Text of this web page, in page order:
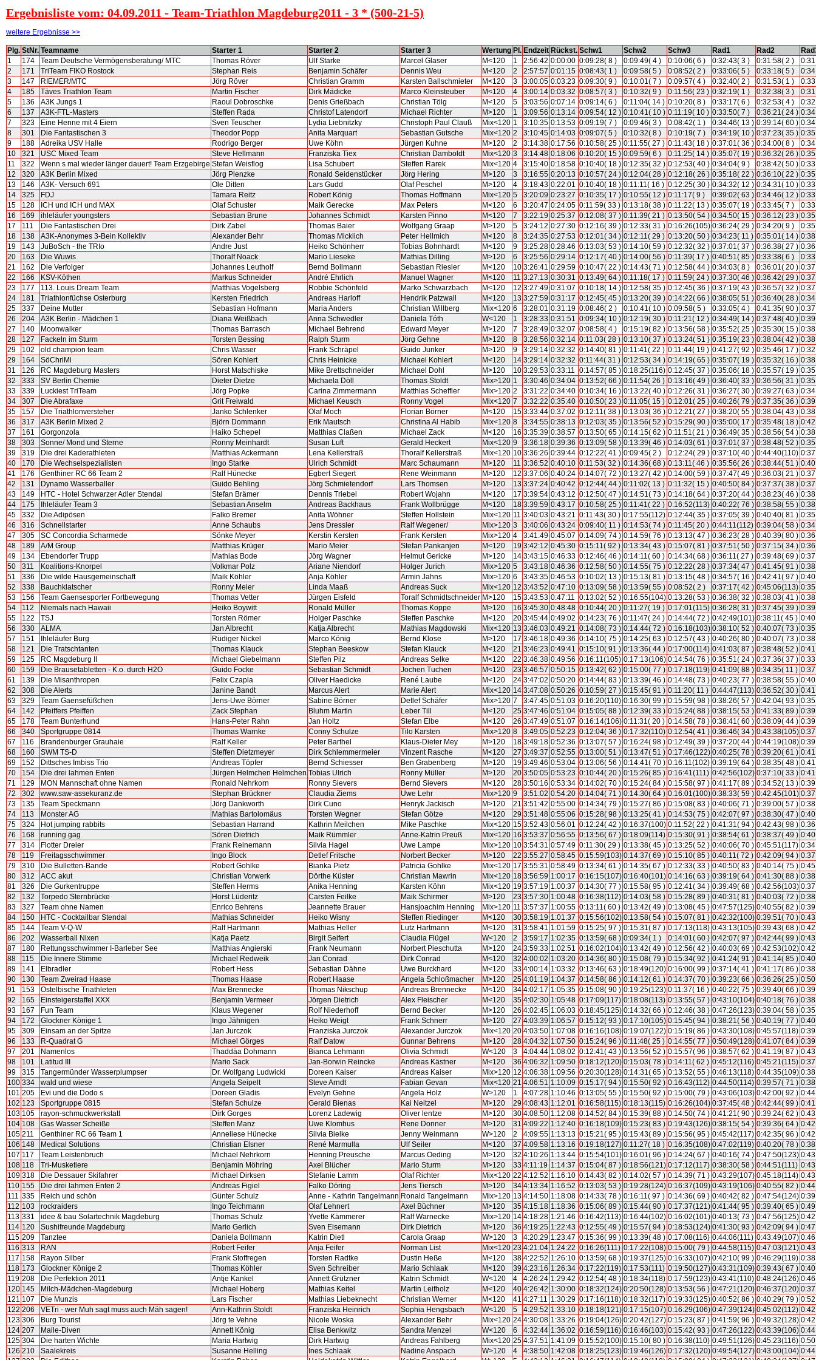
Ergebnisliste vom: 04.09.2011 - Team-Triathlon Magdeburg2011 - 3 * (500-21-5)
weitere Ergebnisse >>
Plg. StNr. Teamname Starter 1 Starter 2 Starter 3 Wertung Pl. Endzeit Rückst. Schw1 Schw2 Schw3 Rad1 Rad2
1
174 Team Deutsche Vermögensberatung/ MTC Thomas Röver Ulf Starke Marcel Glaser M<120 1 2:56:42 0:00:00 0:09:28( 8 ) 0:09:49( 4 ) 0:10:06( 6 ) 0:32:43( 3 ) 0:31:58( 2 )
2
171 TriTeam FIKO Rostock Stephan Reis Benjamin Schäfer Dennis Weu M<120 2 2:57:57 0:01:15 0:08:43( 1 ) 0:09:58( 5 ) 0:08:52( 2 ) 0:33:06( 5 ) 0:33:18( 5 )
3
147 RIEMER/MTC Jörg Röver Christian Gramm Karsten Ballschmieter M<120 3 3:00:05 0:03:23 0:09:30( 9 ) 0:10:01( 7 ) 0:09:57( 4 ) 0:32:40( 2 ) 0:31:53( 1 )
4
185 Täves Triathlon Team Martin Fischer Dirk Mädicke Marco Kleinsteuber M<120 4 3:00:14 0:03:32 0:08:57( 3 ) 0:10:32( 9 ) 0:11:56( 23 ) 0:32:19( 1 ) 0:32:38( 3 )
5
136 A3K Jungs 1 Raoul Dobroschke Denis Grießbach Christian Tölg M<120 5 3:03:56 0:07:14 0:09:14( 6 ) 0:11:04( 14 ) 0:10:20( 8 ) 0:33:17( 6 ) 0:32:53( 4 )
6
137 A3K-FTL-Masters Steffen Rada Christof Latendorf Michael Richter M>120 1 3:09:56 0:13:14 0:09:54( 12 ) 0:10:41( 10 ) 0:11:19( 10 ) 0:33:50( 7 ) 0:36:21( 24 )
7
323 Eine Henne mit 4 Eiern Sven Teuscher Lydia Liebnitzky Christoph Paul Clauß Mix<120 1 3:10:35 0:13:53 0:09:19( 7 ) 0:09:46( 3 ) 0:08:42( 1 ) 0:34:46( 13 ) 0:39:14( 60 )
8
301 Die Fantastischen 3 Theodor Popp Anita Marquart Sebastian Gutsche Mix<120 2 3:10:45 0:14:03 0:09:07( 5 ) 0:10:32( 8 ) 0:10:19( 7 ) 0:34:19( 10 ) 0:37:23( 35 )
9
188 Adreika USV Halle Rodrigo Berger Uwe Köhn Jürgen Kuhne M>120 2 3:14:38 0:17:56 0:10:58( 25 ) 0:11:55( 27 ) 0:11:43( 18 ) 0:37:01( 36 ) 0:34:00( 8 )
10
321 USC Mixed Team Steve Hellmann Franziska Tiex Christian Damboldt Mix<120 3 3:14:48 0:18:06 0:10:20( 15 ) 0:09:59( 6 ) 0:11:25( 14 ) 0:35:07( 19 ) 0:36:32( 26 )
11
322 Wenn s mal wieder länger dauert! Team Erzgebirge Stefan Weisflog Lisa Schubert Steffen Rarek Mix<120 4 3:15:40 0:18:58 0:10:40( 18 ) 0:12:35( 32 ) 0:12:53( 40 ) 0:34:04( 9 ) 0:38:42( 50 )
12
320 A3K Berlin Mixed Jörg Plenzke Ronald Seidenstücker Jörg Hering M>120 3 3:16:55 0:20:13 0:10:57( 24 ) 0:12:04( 28 ) 0:12:18( 26 ) 0:35:18( 22 ) 0:36:10( 22 )
13
146 A3K- Versuch 691 Ole Ditten Lars Gudd Olaf Peschel M>120 4 3:18:43 0:22:01 0:10:40( 18 ) 0:11:11( 16 ) 0:12:25( 30 ) 0:34:32( 12 ) 0:34:31( 10 )
14
325 FDJ Tamara Reitz Robert König Thomas Hoffmann Mix<120 5 3:20:09 0:23:27 0:10:35( 17 ) 0:10:55( 12 ) 0:11:17( 9 ) 0:39:02( 63 ) 0:34:46( 12 )
15
128 ICH und ICH und MAX Olaf Schuster Maik Gerecke Max Peters M<120 6 3:20:47 0:24:05 0:11:59( 33 ) 0:13:18( 38 ) 0:11:22( 13 ) 0:35:07( 19 ) 0:33:45( 7 )
16
169 ihleläufer youngsters Sebastian Brune Johannes Schmidt Karsten Pinno M<120 7 3:22:19 0:25:37 0:12:08( 37 ) 0:11:39( 21 ) 0:13:50( 54 ) 0:34:50( 15 ) 0:36:12( 23 )
17
111 Die Fantastischen Drei Dirk Zabel Thomas Baier Wolfgang Graap M>120 5 3:24:12 0:27:30 0:12:16( 39 ) 0:12:33( 31 ) 0:16:26(105) 0:36:24( 29 ) 0:34:20( 9 )
18
138 A3K-Anonymes 3-Bein Kollektiv Alexander Behr Thomas Micklich Peter Hellmich M<120 8 3:24:35 0:27:53 0:12:01( 34 ) 0:12:11( 29 ) 0:13:20( 50 ) 0:34:23( 11 ) 0:35:01( 14 )
19
143 JuBoSch - the TRIo Andre Just Heiko Schönherr Tobias Bohnhardt M<120 9 3:25:28 0:28:46 0:13:03( 53 ) 0:14:10( 59 ) 0:12:32( 32 ) 0:37:01( 37 ) 0:36:38( 27 )
20
163 Die Wuwis Thoralf Noack Mario Lieseke Mathias Dilling M>120 6 3:25:56 0:29:14 0:12:17( 40 ) 0:14:00( 56 ) 0:11:39( 17 ) 0:40:51( 85 ) 0:33:38( 6 )
21
162 Die Verfolger Johannes Leutholf Bernd Bollmann Sebastian Riesler M<120 10 3:26:41 0:29:59 0:10:47( 22 ) 0:14:43( 71 ) 0:12:58( 44 ) 0:34:03( 8 ) 0:36:01( 20 )
22
166 KSV-Köthen Markus Schneider André Ehrlich Manuel Wagner M<120 11 3:27:13 0:30:31 0:13:49( 64 ) 0:11:18( 17 ) 0:11:59( 24 ) 0:37:30( 46 ) 0:36:42( 29 )
23
177 113. Louis Dream Team Matthias Vogelsberg Robbie Schönfeld Marko Schwarzbach M<120 12 3:27:49 0:31:07 0:10:18( 14 ) 0:12:58( 35 ) 0:12:45( 36 ) 0:37:19( 43 ) 0:36:57( 32 )
24
181 Triathlonfüchse Osterburg Kersten Friedrich Andreas Harloff Hendrik Patzwall M<120 13 3:27:59 0:31:17 0:12:45( 45 ) 0:13:20( 39 ) 0:14:22( 66 ) 0:38:05( 51 ) 0:36:40( 28 )
25
337 Deine Mutter Sebastian Hofmann Maria Anders Christian Willberg Mix<120 6 3:28:01 0:31:19 0:08:46( 2 ) 0:10:41( 10 ) 0:09:58( 5 ) 0:33:05( 4 ) 0:41:35( 90 )
26
204 A3K Berlin - Mädchen 1 Diana Weißbach Anna Schwedler Daniela Tóth W<120 1 3:28:33 0:31:51 0:09:34( 10 ) 0:12:19( 30 ) 0:11:21( 12 ) 0:34:49( 14 ) 0:37:48( 40 )
27
140 Moonwalker Thomas Barrasch Michael Behrend Edward Meyer M>120 7 3:28:49 0:32:07 0:08:58( 4 ) 0:15:19( 82 ) 0:13:56( 58 ) 0:35:52( 25 ) 0:35:30( 15 )
28
127 Fackeln im Sturm Torsten Bessing Ralph Sturm Jörg Gehne M>120 8 3:28:56 0:32:14 0:11:03( 28 ) 0:13:10( 37 ) 0:13:24( 51 ) 0:35:19( 23 ) 0:38:04( 42 )
29
102 old champion team Chris Wasser Frank Schräpel Guido Junker M>120 9 3:29:14 0:32:32 0:14:40( 81 ) 0:11:41( 22 ) 0:11:44( 19 ) 0:41:27( 92 ) 0:35:46( 17 )
29
164 SöChriMi Sören Kohlert Chris Heinicke Michael Kohlert M<120 14 3:29:14 0:32:32 0:11:44( 31 ) 0:12:53( 34 ) 0:14:19( 65 ) 0:35:07( 19 ) 0:35:32( 16 )
31
126 RC Magdeburg Masters Horst Matschiske Mike Brettschneider Michael Dohl M>120 10 3:29:53 0:33:11 0:14:57( 85 ) 0:18:25(116) 0:12:45( 37 ) 0:35:06( 18 ) 0:35:57( 19 )
32
333 SV Berlin Chemie Dieter Dietze Michaela Döll Thomas Stoldt Mix>120 1 3:30:46 0:34:04 0:13:52( 66 ) 0:11:54( 26 ) 0:13:16( 49 ) 0:36:40( 33 ) 0:36:56( 31 )
33
339 Luckiest TriTeam Jörg Popke Carina Zimmermann Matthias Scheffler Mix>120 2 3:31:22 0:34:40 0:10:34( 16 ) 0:13:22( 40 ) 0:12:26( 31 ) 0:36:27( 30 ) 0:39:27( 63 )
34
307 Die Abrafaxe Grit Freiwald Michael Keusch Ronny Vogel Mix<120 7 3:32:22 0:35:40 0:10:50( 23 ) 0:11:05( 15 ) 0:12:01( 25 ) 0:40:26( 79 ) 0:37:35( 36 )
35
157 Die Triathlonversteher Janko Schlenker Olaf Moch Florian Börner M<120 15 3:33:44 0:37:02 0:12:11( 38 ) 0:13:03( 36 ) 0:12:21( 27 ) 0:38:20( 55 ) 0:38:04( 43 )
36
317 A3K Berlin Mixed 2 Björn Dommann Erik Mautsch Christina Al Habib Mix<120 8 3:34:55 0:38:13 0:12:03( 35 ) 0:13:56( 52 ) 0:15:29( 90 ) 0:35:00( 17 ) 0:35:48( 18 )
37
161 Gorgonzola Haiko Schepel Matthias Claßen Michael Zack M<120 16 3:35:39 0:38:57 0:13:50( 65 ) 0:14:15( 62 ) 0:11:51( 21 ) 0:36:49( 35 ) 0:38:56( 54 )
38
303 Sonne/ Mond und Sterne Ronny Meinhardt Susan Luft Gerald Heckert Mix<120 9 3:36:18 0:39:36 0:13:09( 58 ) 0:13:39( 46 ) 0:14:03( 61 ) 0:37:01( 37 ) 0:38:48( 52 )
39
319 Die drei Kaderathleten Matthias Ackermann Lena Kellerstraß Thoralf Kellerstraß Mix<120 10 3:36:26 0:39:44 0:12:22( 41 ) 0:09:45( 2 ) 0:12:24( 29 ) 0:37:10( 40 ) 0:44:40(110)
40
170 Die Wechselspezialisten Ingo Starke Ulrich Schmidt Marc Schaumann M>120 11 3:36:52 0:40:10 0:11:53( 32 ) 0:14:36( 68 ) 0:13:11( 46 ) 0:35:56( 26 ) 0:38:44( 51 )
41
176 Genthiner RC 66 Team 2 Ralf Hünecke Egbert Siegert Rene Weinmann M>120 12 3:37:06 0:40:24 0:14:07( 72 ) 0:13:27( 42 ) 0:14:00( 59 ) 0:37:47( 49 ) 0:36:03( 21 )
42
131 Dynamo Wasserballer Guido Behling Jörg Schmietendorf Lars Thomsen M>120 13 3:37:24 0:40:42 0:12:44( 44 ) 0:11:02( 13 ) 0:11:32( 15 ) 0:40:50( 84 ) 0:37:37( 38 )
43
149 HTC - Hotel Schwarzer Adler Stendal Stefan Brämer Dennis Triebel Robert Wojahn M<120 17 3:39:54 0:43:12 0:12:50( 47 ) 0:14:51( 73 ) 0:14:18( 64 ) 0:37:20( 44 ) 0:38:23( 46 )
44
175 Ihleläufer Team 3 Sebastian Anselm Andreas Backhaus Frank Wollbrügge M<120 18 3:39:59 0:43:17 0:10:58( 25 ) 0:11:41( 22 ) 0:16:52(113) 0:40:22( 76 ) 0:38:58( 55 )
45
332 Die Adipösen Falko Bremer Anita Wöhner Steffen Hollstein Mix<120 11 3:40:03 0:43:21 0:11:43( 30 ) 0:17:55(112) 0:12:44( 35 ) 0:37:05( 39 ) 0:40:40( 81 )
46
316 Schnellstarter Anne Schaubs Jens Dressler Ralf Wegener/ Mix>120 3 3:40:06 0:43:24 0:09:40( 11 ) 0:14:53( 74 ) 0:11:45( 20 ) 0:44:11(112) 0:39:04( 58 )
47
305 SC Concordia Scharmede Sönke Meyer Kerstin Kersten Frank Kersten Mix>120 4 3:41:49 0:45:07 0:14:09( 74 ) 0:14:59( 76 ) 0:13:13( 47 ) 0:36:23( 28 ) 0:40:39( 80 )
48
189 A/M Group Matthias Krüger Mario Meier Stefan Pankanjen M<120 19 3:42:12 0:45:30 0:15:11( 92 ) 0:13:34( 43 ) 0:15:07( 81 ) 0:37:51( 50 ) 0:37:15( 34 )
49
134 Ebendorfer Trupp Mathias Bode Jörg Wagner Helmut Gericke M>120 14 3:43:15 0:46:33 0:12:46( 46 ) 0:14:11( 60 ) 0:14:34( 68 ) 0:36:11( 27 ) 0:39:48( 69 )
50
311 Koalitions-Knorpel Volkmar Polz Ariane Niendorf Holger Jurich Mix>120 5 3:43:18 0:46:36 0:12:58( 50 ) 0:14:55( 75 ) 0:12:22( 28 ) 0:37:34( 47 ) 0:41:45( 91 )
51
336 Die wilde Hausgemeinschaft Maik Köhler Anja Köhler Armin Jahns Mix>120 6 3:43:35 0:46:53 0:10:02( 13 ) 0:15:13( 81 ) 0:13:15( 48 ) 0:34:57( 16 ) 0:42:41( 97 )
52
338 Bauchklatscher Ronny Meier Linda Maaß Andreas Suck Mix<120 12 3:43:52 0:47:10 0:13:09( 58 ) 0:13:59( 55 ) 0:08:52( 2 ) 0:37:17( 42 ) 0:45:06(113)
53
156 Team Gaensesporter Fortbewegung Thomas Vetter Jürgen Eisfeld Toralf Schmidtschneider M>120 15 3:43:53 0:47:11 0:13:02( 52 ) 0:16:55(104) 0:13:28( 53 ) 0:36:38( 32 ) 0:38:03( 41 )
54
112 Niemals nach Hawaii Heiko Boywitt Ronald Müller Thomas Koppe M>120 16 3:45:30 0:48:48 0:10:44( 20 ) 0:11:27( 19 ) 0:17:01(115) 0:36:28( 31 ) 0:37:45( 39 )
55
122 TSJ Torsten Römer Holger Paschke Steffen Paschke M<120 20 3:45:44 0:49:02 0:14:23( 76 ) 0:11:47( 24 ) 0:14:44( 72 ) 0:42:49(101) 0:38:11( 45 )
56
330 ALMA Jan Albrecht Katja Albrecht Mathias Magdowski Mix<120 13 3:46:03 0:49:21 0:14:08( 73 ) 0:14:44( 72 ) 0:16:18(103) 0:38:10( 52 ) 0:40:07( 73 )
57
151 Ihleläufer Burg Rüdiger Nickel Marco König Bernd Klose M>120 17 3:46:18 0:49:36 0:14:10( 75 ) 0:14:25( 63 ) 0:12:57( 43 ) 0:40:26( 80 ) 0:40:07( 73 )
58
121 Die Tratschtanten Thomas Klauck Stephan Beeskow Stefan Klauck M<120 21 3:46:23 0:49:41 0:15:10( 91 ) 0:13:36( 44 ) 0:17:00(114) 0:41:03( 87 ) 0:38:48( 52 )
59
125 RC Magdeburg II Michael Giebelmann Steffen Pilz Andreas Selke M<120 22 3:46:38 0:49:56 0:16:11(105) 0:17:13(106) 0:14:54( 76 ) 0:35:51( 24 ) 0:37:36( 37 )
60
159 Die Brausetabletten - K.o. durch H2O Guido Focke Sebastian Schmidt Jochen Tuchen M<120 23 3:46:57 0:50:15 0:13:42( 62 ) 0:15:00( 77 ) 0:17:18(119) 0:41:09( 88 ) 0:34:35( 11 )
61
139 Die Misanthropen Felix Czapla Oliver Haedicke René Laube M<120 24 3:47:02 0:50:20 0:14:44( 83 ) 0:13:39( 46 ) 0:14:48( 73 ) 0:40:23( 77 ) 0:38:58( 55 )
62
308 Die Alerts Janine Bandt Marcus Alert Marie Alert Mix<120 14 3:47:08 0:50:26 0:10:59( 27 ) 0:15:45( 91 ) 0:11:20( 11 ) 0:44:47(113) 0:36:52( 30 )
63
329 Team Gaensefüßchen Jens-Uwe Börner Sabine Börner Detlef Schäfer Mix>120 7 3:47:45 0:51:03 0:16:20(110) 0:16:30( 99 ) 0:15:59( 98 ) 0:38:26( 57 ) 0:42:04( 93 )
64
142 Pfeiffers Pfeiffen Zack Stephan Bluhm Martin Leber Till M<120 25 3:47:46 0:51:04 0:15:05( 88 ) 0:12:39( 33 ) 0:15:24( 88 ) 0:38:15( 53 ) 0:41:33( 89 )
65
178 Team Bunterhund Hans-Peter Rahn Jan Holtz Stefan Elbe M<120 26 3:47:49 0:51:07 0:16:14(106) 0:11:31( 20 ) 0:14:58( 78 ) 0:38:41( 60 ) 0:38:09( 44 )
66
340 Sportgruppe 0814 Thomas Warnke Conny Schulze Tilo Karsten Mix>120 8 3:49:05 0:52:23 0:12:04( 36 ) 0:17:32(110) 0:12:54( 41 ) 0:36:46( 34 ) 0:43:38(105)
67
116 Brandenburger Grauhaie Ralf Keller Peter Barthel Klaus-Dieter Mey M>120 18 3:49:18 0:52:36 0:13:07( 57 ) 0:16:24( 98 ) 0:12:49( 39 ) 0:37:20( 44 ) 0:44:19(108)
68
160 SWM TS-D Steffen Dietzmeyer Dirk Schlemmermeier Vinzent Rasche M<120 27 3:49:37 0:52:55 0:13:00( 51 ) 0:13:47( 51 ) 0:17:46(122) 0:40:25( 78 ) 0:39:20( 61 )
69
152 Dittsches Imbiss Trio Andreas Töpfer Bernd Schiesser Ben Grabenberg M>120 19 3:49:46 0:53:04 0:13:06( 56 ) 0:14:41( 70 ) 0:16:11(102) 0:39:19( 64 ) 0:38:35( 48 )
70
154 Die drei lahmen Enten Jürgen Helmchen Helmchen Tobias Ulrich Ronny Müller M>120 20 3:50:05 0:53:23 0:10:44( 20 ) 0:15:26( 85 ) 0:16:41(111) 0:42:56(102) 0:37:10( 33 )
71
129 MON Mannschaft ohne Namen Ronald Nehrkorn Ronny Sievers Bernd Sievers M<120 28 3:50:16 0:53:34 0:14:02( 70 ) 0:15:24( 84 ) 0:15:58( 97 ) 0:41:17( 89 ) 0:34:52( 13 )
72
302 www.saw-assekuranz.de Stephan Brückner Claudia Ziems Uwe Lehr Mix>120 9 3:51:02 0:54:20 0:14:04( 71 ) 0:14:30( 64 ) 0:16:01(100) 0:38:33( 59 ) 0:42:45(101)
73
135 Team Speckmann Jörg Dankworth Dirk Cuno Henryk Jackisch M>120 21 3:51:42 0:55:00 0:14:34( 79 ) 0:15:27( 86 ) 0:15:08( 83 ) 0:40:06( 71 ) 0:39:00( 57 )
74
113 Monster AG Mathias Bartolomäus Torsten Wegner Stefan Götze M<120 29 3:51:48 0:55:06 0:15:28( 98 ) 0:13:25( 41 ) 0:14:53( 75 ) 0:42:07( 97 ) 0:38:30( 47 )
75
324 Hot jumping rabbits Sebastian Harrand Kathrin Meilchen Mike Paschke Mix<120 15 3:52:43 0:56:01 0:12:24( 42 ) 0:16:37(100) 0:11:52( 22 ) 0:41:31( 94 ) 0:42:43( 98 )
76
168 running gag Sören Dietrich Maik Rümmler Anne-Katrin Preuß Mix<120 16 3:53:37 0:56:55 0:13:56( 67 ) 0:18:09(114) 0:15:30( 91 ) 0:38:54( 61 ) 0:38:37( 49 )
77
314 Flotter Dreier Frank Reinemann Silvia Hagel Uwe Lampe Mix>120 10 3:54:31 0:57:49 0:11:30( 29 ) 0:13:38( 45 ) 0:13:25( 52 ) 0:40:06( 70 ) 0:45:51(117)
78
119 Freitagsschwimmer Ingo Block Detlef Fritsche Norbert Becker M>120 22 3:55:27 0:58:45 0:15:59(103) 0:14:37( 69 ) 0:15:10( 85 ) 0:40:11( 72 ) 0:42:09( 94 )
79
310 Die Bulletten-Bande Robert Gohlke Bianka Pietz Patricia Gohlke Mix<120 17 3:55:31 0:58:49 0:13:34( 61 ) 0:14:35( 67 ) 0:12:33( 33 ) 0:40:50( 83 ) 0:40:14( 75 )
80
312 ACC akut Christian Vorwerk Dörthe Küster Christian Mawrin Mix<120 18 3:56:59 1:00:17 0:16:15(107) 0:16:40(101) 0:14:16( 63 ) 0:39:19( 64 ) 0:41:30( 88 )
81
326 Die Gurkentruppe Steffen Herms Anika Henning Karsten Köhn Mix<120 19 3:57:19 1:00:37 0:14:30( 77 ) 0:15:58( 95 ) 0:12:41( 34 ) 0:39:49( 68 ) 0:42:56(103)
82
132 Torpedo Sternbrücke Horst Lüderitz Carsten Feilke Maik Schirmer M>120 23 3:57:30 1:00:48 0:16:38(112) 0:14:03( 58 ) 0:15:28( 89 ) 0:40:31( 81 ) 0:40:03( 72 )
83
327 Team ohne Namen Enrico Behrens Jeannette Brauer Hansjoachim Henning Mix>120 11 3:57:37 1:00:55 0:13:11( 60 ) 0:13:42( 49 ) 0:13:08( 45 ) 0:47:57(125) 0:40:55( 82 )
84
150 HTC - Cocktailbar Stendal Mathias Schneider Heiko Wisny Steffen Riedinger M<120 30 3:58:19 1:01:37 0:15:56(102) 0:13:58( 54 ) 0:15:07( 81 ) 0:42:32(100) 0:39:51( 70 )
85
144 Team V-Q-W Ralf Hartmann Mathias Heller Lutz Hartmann M<120 31 3:58:41 1:01:59 0:15:25( 97 ) 0:15:31( 87 ) 0:17:13(118) 0:43:13(105) 0:39:43( 68 )
86
202 Wasserball Nixen Katja Paetz Birgit Seifert Claudia Flügel W<120 2 3:59:17 1:02:35 0:13:59( 68 ) 0:09:34( 1 ) 0:14:01( 60 ) 0:42:07( 97 ) 0:42:44( 99 )
87
180 Rettungsschwimmer I-Barleber See Matthias Angierski Frank Neumann Norbert Pieschutta M>120 24 3:59:33 1:02:51 0:16:02(104) 0:13:42( 49 ) 0:12:56( 42 ) 0:40:03( 69 ) 0:42:53(102)
88
115 Die Innere Stimme Michael Redweik Jan Conrad Dirk Conrad M<120 32 4:00:02 1:03:20 0:14:36( 80 ) 0:15:08( 79 ) 0:15:34( 92 ) 0:41:24( 91 ) 0:41:14( 85 )
89
141 Elbradler Robert Hess Sebastian Dähne Uwe Burckhard M<120 33 4:00:14 1:03:32 0:13:46( 63 ) 0:18:49(120) 0:16:00( 99 ) 0:37:14( 41 ) 0:41:17( 86 )
90
130 Team Zweirad Haase Thomas Haase Robert Haase Angela Schloßmacher M>120 25 4:01:19 1:04:37 0:14:58( 86 ) 0:14:12( 61 ) 0:14:37( 70 ) 0:39:23( 66 ) 0:36:26( 25 )
91
153 Ostelbische Triathleten Max Brennecke Thomas Nikschup Andreas Brennecke M<120 34 4:02:17 1:05:35 0:15:08( 90 ) 0:19:25(123) 0:11:37( 16 ) 0:40:22( 75 ) 0:39:40( 66 )
92
165 Einsteigerstaffel XXX Benjamin Vermeer Jörgen Dietrich Alex Fleischer M<120 35 4:02:30 1:05:48 0:17:09(117) 0:18:08(113) 0:13:55( 57 ) 0:43:10(104) 0:40:18( 76 )
93
167 Fun Team Klaus Wegener Rolf Niederhoff Bernd Becker M>120 26 4:02:45 1:06:03 0:18:45(125) 0:14:32( 66 ) 0:12:46( 38 ) 0:47:26(123) 0:39:04( 58 )
94
172 Glockner Könige 1 Ingo Jähnigen Heiko Weigt Frank Schnerr M>120 27 4:03:39 1:06:57 0:15:12( 93 ) 0:17:10(105) 0:15:45( 94 ) 0:38:21( 56 ) 0:40:19( 77 )
95
309 Einsam an der Spitze Jan Jurczok Franziska Jurczok Alexander Jurczok Mix<120 20 4:03:50 1:07:08 0:16:16(108) 0:19:07(122) 0:15:19( 86 ) 0:43:30(108) 0:45:57(118)
96
133 R-Quadrat G Michael Görges Ralf Datow Gunnar Behrens M>120 28 4:04:32 1:07:50 0:15:24( 96 ) 0:11:48( 25 ) 0:14:55( 77 ) 0:50:49(128) 0:41:07( 84 )
97
201 Namenlos Thaddäa Dohmann Bianca Lehmann Olivia Schmidt W<120 3 4:04:44 1:08:02 0:12:41( 43 ) 0:13:56( 52 ) 0:15:57( 96 ) 0:38:57( 62 ) 0:41:19( 87 )
98
101 Latitud III Mario Sack Jan-Borwin Reincke Andreas Kästner M<120 36 4:06:32 1:09:50 0:18:12(120) 0:15:03( 78 ) 0:14:11( 62 ) 0:45:12(116) 0:45:21(115)
99
315 Tangermünder Wasserplumpser Dr. Wolfgang Ludwicki Doreen Kaiser Andreas Kaiser Mix>120 12 4:06:38 1:09:56 0:20:30(128) 0:14:31( 65 ) 0:13:52( 55 ) 0:46:13(118) 0:44:35(109)
100 334 wald und wiese Angela Seipelt Steve Arndt Fabian Gevan Mix<120 21 4:06:51 1:10:09 0:15:17( 94 ) 0:15:50( 92 ) 0:16:43(112) 0:44:50(114) 0:39:57( 71 )
101 205 Evi und die Dodo s Doreen Gladis Evelyn Gehne Angela Holz W>120 1 4:07:28 1:10:46 0:13:05( 55 ) 0:15:50( 92 ) 0:15:00( 79 ) 0:43:06(103) 0:42:00( 92 )
102 123 Sportgruppe 0815 Stefan Schulze Gerald Bienas Kai Neitzel M>120 29 4:08:43 1:12:01 0:16:58(115) 0:18:13(115) 0:16:26(104) 0:37:45( 48 ) 0:42:44( 99 )
103 105 rayon-schmuckwerkstatt Dirk Gorges Lorenz Ladewig Oliver lentze M>120 30 4:08:50 1:12:08 0:14:52( 84 ) 0:15:39( 88 ) 0:14:50( 74 ) 0:41:21( 90 ) 0:39:24( 62 )
104 108 Gas Wasser Scheiße Steffen Manz Uwe Klomhus Rene Donner M>120 31 4:09:22 1:12:40 0:16:18(109) 0:15:23( 83 ) 0:19:43(126) 0:38:15( 54 ) 0:39:36( 64 )
105 211 Genthiner RC 66 Team 1 Anneliese Hünecke Silvia Bielke Jenny Weinmann W>120 2 4:09:55 1:13:13 0:15:21( 95 ) 0:15:43( 89 ) 0:15:56( 95 ) 0:45:42(117) 0:42:35( 96 )
106 148 Medical Solutions Christian Elsner René Marmulla Ulf Seiler M<120 37 4:09:58 1:13:16 0:19:18(127) 0:11:27( 18 ) 0:16:35(108) 0:47:02(119) 0:40:20( 78 )
107 117 Team Leistenbruch Michael Nehrkorn Henning Preusche Marcus Oeding M>120 32 4:10:26 1:13:44 0:15:54(101) 0:16:01( 96 ) 0:14:24( 67 ) 0:40:16( 74 ) 0:47:50(123)
108 118 Tri-Musketiere Benjamin Möhring Axel Blücher Mario Sturm M>120 33 4:11:19 1:14:37 0:15:04( 87 ) 0:18:56(121) 0:17:12(117) 0:38:30( 58 ) 0:44:51(111)
109 318 Die Dessauer Skifahrer Michael Dirksen Stefanie Lamm Olaf Richter Mix<120 22 4:12:52 1:16:10 0:14:43( 82 ) 0:14:02( 57 ) 0:14:39( 71 ) 0:43:29(107) 0:45:18(114)
110 155 Die drei lahmen Enten 2 Andreas Figiel Falko Döring Jens Tiersch M>120 34 4:13:34 1:16:52 0:13:03( 53 ) 0:19:28(124) 0:16:37(109) 0:43:19(106) 0:40:55( 82 )
111 335 Reich und schön Günter Schulz Anne - Kathrin Tangelmann Ronald Tangelmann Mix>120 13 4:14:50 1:18:08 0:14:33( 78 ) 0:16:11( 97 ) 0:14:36( 69 ) 0:40:42( 82 ) 0:47:54(124)
112 103 rockraiders Ingo Teichmann Olaf Lehnert Axel Büchner M>120 35 4:15:18 1:18:36 0:15:06( 89 ) 0:15:44( 90 ) 0:17:37(121) 0:41:44( 95 ) 0:39:40( 65 )
113 331 idee & bau Solartechnik Magdeburg Thomas Schulz Yvette Kämmerer Ralf Warnecke Mix>120 14 4:18:28 1:21:46 0:16:42(113) 0:16:44(102) 0:16:02(101) 0:40:13( 73 ) 0:47:56(125)
114 120 Sushifreunde Magdeburg Mario Gerlich Sven Eisemann Dirk Dietrich M>120 36 4:19:25 1:22:43 0:12:55( 49 ) 0:15:57( 94 ) 0:18:53(124) 0:41:30( 93 ) 0:42:09( 94 )
115 209 Tanztee Daniela Bollmann Katrin Dietl Carola Graap W>120 3 4:20:29 1:23:47 0:15:36( 99 ) 0:13:39( 48 ) 0:17:08(116) 0:44:06(111) 0:43:49(107)
116 313 RAN Robert Feifer Anja Feifer Norman List Mix<120 23 4:21:04 1:24:22 0:16:26(111) 0:17:22(108) 0:15:00( 79 ) 0:44:58(115) 0:47:03(121)
117 158 Rayon Silber Frank Stoffregen Torsten Radtke Dustin Heße M<120 38 4:22:52 1:26:10 0:13:59( 68 ) 0:19:37(125) 0:16:33(107) 0:42:10( 99 ) 0:46:29(119)
118 173 Glockner Könige 2 Thomas Köhler Sven Schreiber Mario Schlaak M<120 39 4:23:16 1:26:34 0:17:22(119) 0:17:53(111) 0:19:50(127) 0:43:31(109) 0:39:43( 67 )
119 208 Die Perfektion 2011 Antje Kankel Annett Grützner Katrin Schmidt W<120 4 4:26:24 1:29:42 0:12:54( 48 ) 0:18:34(118) 0:17:59(123) 0:43:41(110) 0:48:24(126)
120 145 Milch-Mädchen-Magdeburg Michael Hoberg Mathias Keitel Martin Leifholz M<120 40 4:26:42 1:30:00 0:18:32(124) 0:20:50(128) 0:13:53( 56 ) 0:47:21(120) 0:46:37(120)
121 107 Die Munzis Lars Fischer Mathias Liebeknecht Christian Werner M<120 41 4:27:11 1:30:29 0:17:16(118) 0:18:32(117) 0:19:33(125) 0:40:52( 86 ) 0:40:29( 79 )
122 206 VETri - wer Muh sagt muss auch Mäh sagen! Ann-Kathrin Stoldt Franziska Heinrich Sophia Hengsbach W<120 5 4:29:52 1:33:10 0:18:18(121) 0:17:15(107) 0:16:29(106) 0:47:39(124) 0:45:02(112)
123 306 Burg Tourist Jörg te Vehne Nicole Woska Alexander Behr Mix<120 24 4:30:08 1:33:26 0:19:04(126) 0:20:42(127) 0:15:23( 87 ) 0:41:59( 96 ) 0:49:32(128)
124 207 Malle-Diven Annett König Elisa Benkwitz Sandra Menzel W<120 6 4:32:44 1:36:02 0:16:59(116) 0:16:46(103) 0:15:42( 93 ) 0:47:26(122) 0:43:39(106)
125 304 Die harten Wichte Maria Hartwig Dirk Hartwig Andreas Fahlberg Mix<120 25 4:37:51 1:41:09 0:15:52(100) 0:15:10( 80 ) 0:16:38(110) 0:49:51(126) 0:45:23(116)
126 210 Saalekreis Susanne Helling Ines Schlaak Nadine Anspach W>120 4 4:38:50 1:42:08 0:18:25(123) 0:19:46(126) 0:17:32(120) 0:49:54(127) 0:43:00(104)